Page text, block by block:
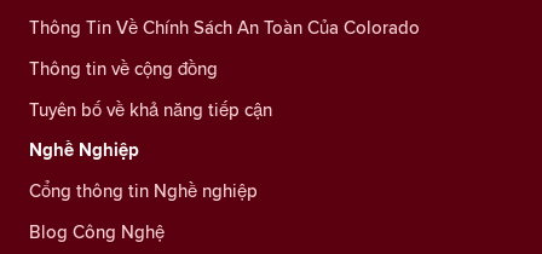
Thông Tin Về Chính Sách An Toàn Của Colorado
Thông tin về cộng đồng
Tuyên bố về khả năng tiếp cận
Nghề Nghiệp
Cổng thông tin Nghề nghiệp
Blog Công Nghệ